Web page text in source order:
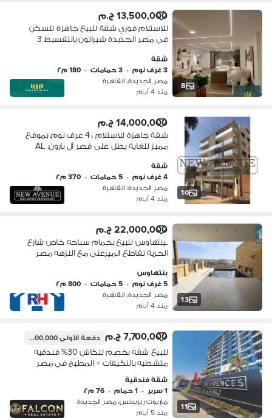
8
13,500,000 ج.م
للاستلام فوري شقة للبيع جاهزة للسكن
في مصر الجديدة شيراتون بالتقسيط 3
الصاعقة و النصر
شقة
3 غرف نوم
• 3 حمامات • 180 م٢
مصر الجديدة، القاهرة
منذ 4 أيام
10
14,000,000 ج.م
شقة جاهزة للاستلام ، 4 غرف نوم، بموقع
مميز للغاية يطل على قصر آل بارون. AL
شقة
4 غرف نوم
• 5 حمامات • 370 م٢
مصر الجديدة، القاهرة
منذ 4 أيام
13
22,000,000 ج.م
بينتهاوس للبيع بحمام سباحه خاص شارع
الحرية تقاطع الميرغني مع النزهه مصر
بنتهاوس
5 غرف نوم
• 5 حمامات • 800 م٢
مصر الجديدة، القاهرة
منذ 4 أيام
11
7,700,000 ج.م دفعة الأولى1,100,000 ج.م
للبيع شقه بخصم للكاش 30% فندقيه
متشطبه بالتكيفات + المطبخ في مصر
الجديده دقايق من مدرينه نصر باداره فندق
الماريوت Marroit
شقة فندقية
1 سرير
• 1 حمام • 76 م٢
ماريوت ريزيدنس، مصر الجديدة
منذ 5 أيام